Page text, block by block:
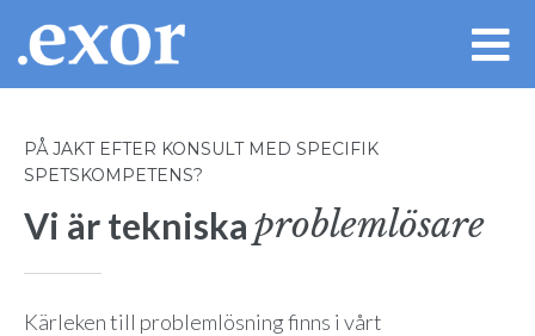
PÅ JAKT EFTER KONSULT MED SPECIFIK
SPETSKOMPETENS?
Vi är tekniskaproblemlösare
Kärleken till problemlösning finns i vårt